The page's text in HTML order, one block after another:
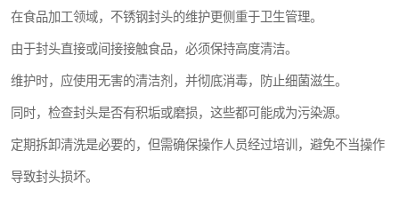
在食品加工领域，不锈钢封头的维护更侧重于卫生管理。
由于封头直接或间接接触食品，必须保持高度清洁。
维护时，应使用无害的清洁剂，并彻底消毒，防止细菌滋生。
同时，检查封头是否有积垢或磨损，这些都可能成为污染源。
定期拆卸清洗是必要的，但需确保操作人员经过培训，避免不当操作
导致封头损坏。